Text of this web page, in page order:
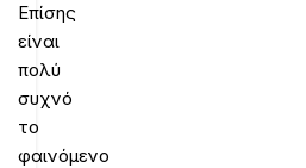
Επίσης
είναι
πολύ
συχνό
το
φαινόμενο